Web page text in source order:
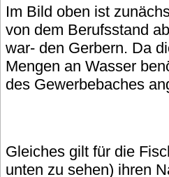
Im Bild oben ist
von dem Berufsstand
war- den Gerbern. Da
Mengen an Wasser
des Gewerbebaches
Gleiches gilt für die
unten zu sehen) ihren